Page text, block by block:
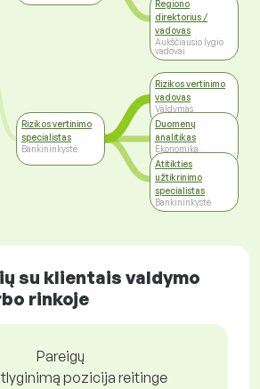
Rizikos vertinimo
specialistas
Bankininkystė
Regiono
direktorius /
vadovas
Aukščiausio lygio
vadovai
Rizikos vertinimo
vadovas
Valdymas
Duomenų
analitikas
Ekonomika,
Finansai, Apskaita
Atitikties
užtikrinimo
specialistas
Bankininkystė
su klientais valdymo
rinkoje
Pareigų
pozicija reitinge